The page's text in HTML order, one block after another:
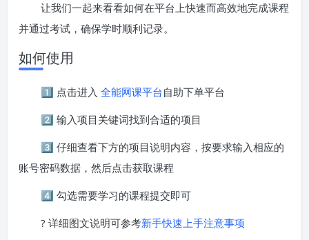
让我们一起来看看如何在平台上快速而高效地完成课程
并通过考试，确保学时顺利记录。
如何使用
1️⃣ 点击进入 全能网课平台自助下单平台
2️⃣ 输入项目关键词找到合适的项目
3️⃣ 仔细查看下方的项目说明内容，按要求输入相应的
账号密码数据，然后点击获取课程
4️⃣ 勾选需要学习的课程提交即可
? 详细图文说明可参考新手快速上手注意事项